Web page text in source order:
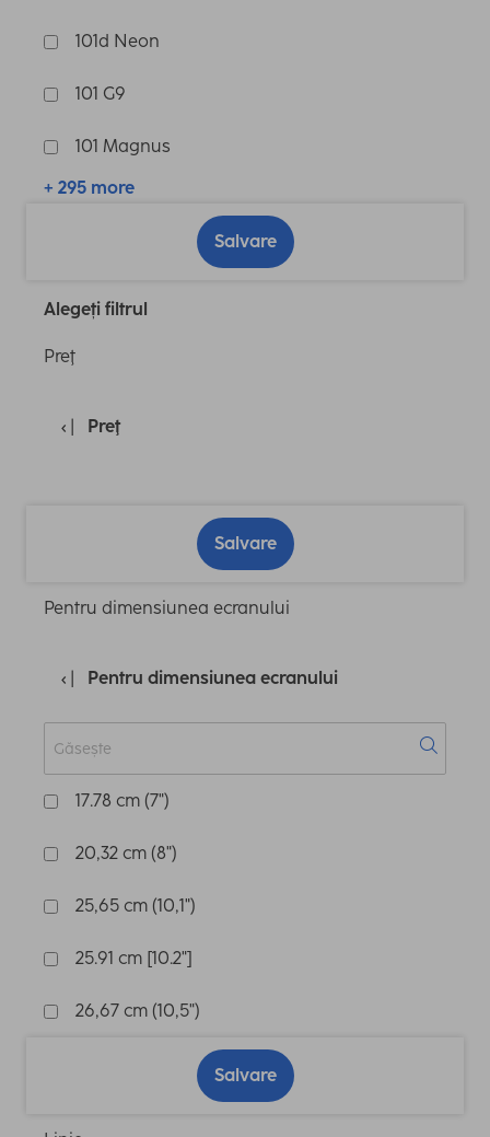
101d Neon
101 G9
101 Magnus
+ 295 more
Salvare
Alegeți filtrul
Preţ
Preţ
Salvare
Pentru dimensiunea ecranului
Pentru dimensiunea ecranului
17.78 cm (7")
20,32 cm (8")
25,65 cm (10,1")
25.91 cm [10.2"]
26,67 cm (10,5")
Salvare